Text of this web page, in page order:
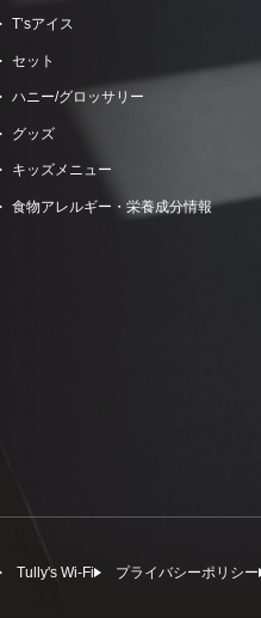
Tʼsアイス
セット
ハニー/グロッサリー
グッズ
キッズメニュー
食物アレルギー・栄養成分情報
Tully's Wi-Fi プライバシーポリシー